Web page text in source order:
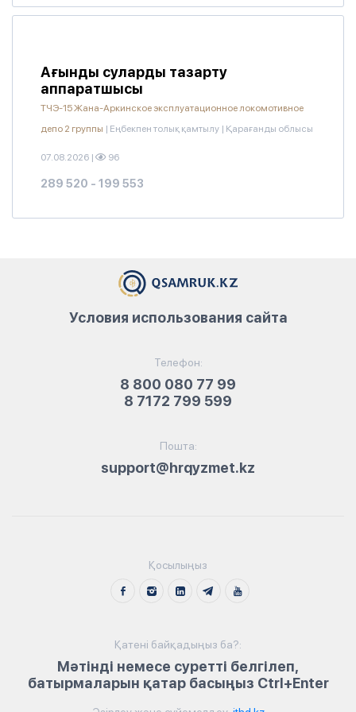
Ағынды суларды тазарту
аппаратшысы
ТЧЭ-15 Жана-Аркинское эксплуатационное локомотивное
депо 2 группы | Еңбекпен толық қамтылу | Қарағанды облысы
07.08.2026 | 96
289 520 - 199 553
Телефон:
8 800 080 77 99
8 7172 799 599
Пошта:
support@hrqyzmet.kz
Условия использования сайта
Қосылыңыз
Қатені байқадыңыз ба?:
Мәтінді немесе суретті белгілеп,
батырмаларын қатар басыңыз Ctrl+Enter